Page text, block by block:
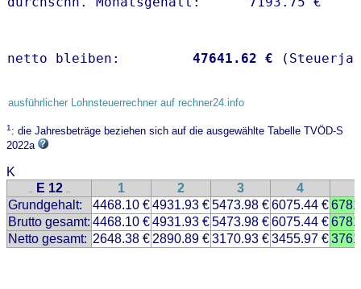
netto bleiben: 47641.62 €
ausführlicher Lohnsteuerrechner auf rechner24.info
1: die Jahresbeträge beziehen sich auf die ausgewählte Tabelle TVÖD-S
2022a
K
.. E 12 .. 1 2 3 4
Grundgehalt:
4468.10 €4931.93 €5473.98 €6075.44 €
Brutto gesamt: 4468.10 €4931.93 €5473.98 €6075.44 €
Netto gesamt: 2648.38 € 2890.89 €3170.93 €3455.97 €